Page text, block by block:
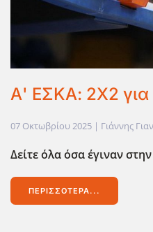
Α' ΕΣΚΑ: 2Χ2 για
07 Οκτωβρίου 2025 | Γιάννης
Δείτε όλα όσα έγιναν
ΠΕΡΙΣΣΌΤΕΡΑ...